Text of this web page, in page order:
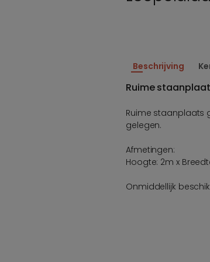
Beschrijving
Ruime
Ruime staanplaats
gelegen.
Afmetingen:
Hoogte: 2m x
Onmiddellijk